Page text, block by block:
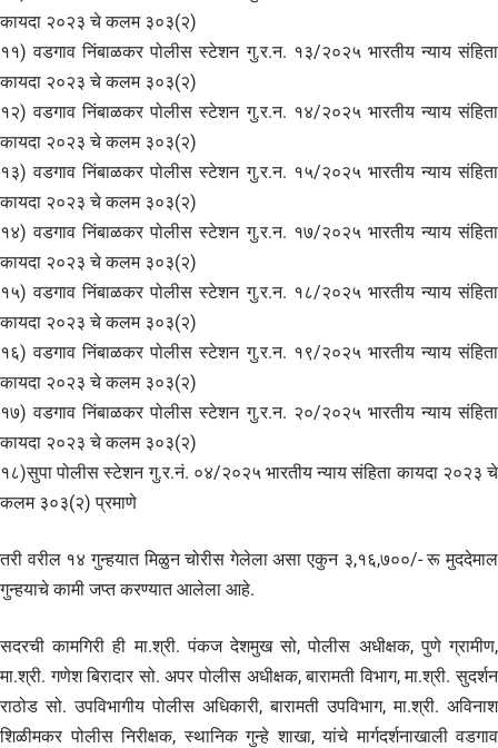
कायदा २०२३ चे कलम ३०३(२)
११) वडगाव निंबाळकर पोलीस स्टेशन गु.र.न. १३/२०२५ भारतीय न्याय संहिता
कायदा २०२३ चे कलम ३०३(२)
१२) वडगाव निंबाळकर पोलीस स्टेशन गु.र.न. १४/२०२५ भारतीय न्याय संहिता
कायदा २०२३ चे कलम ३०३(२)
१३) वडगाव निंबाळकर पोलीस स्टेशन गु.र.न. १५/२०२५ भारतीय न्याय संहिता
कायदा २०२३ चे कलम ३०३(२)
१४) वडगाव निंबाळकर पोलीस स्टेशन गु.र.न. १७/२०२५ भारतीय न्याय संहिता
कायदा २०२३ चे कलम ३०३(२)
१५) वडगाव निंबाळकर पोलीस स्टेशन गु.र.न. १८/२०२५ भारतीय न्याय संहिता
कायदा २०२३ चे कलम ३०३(२)
१६) वडगाव निंबाळकर पोलीस स्टेशन गु.र.न. १९/२०२५ भारतीय न्याय संहिता
कायदा २०२३ चे कलम ३०३(२)
१७) वडगाव निंबाळकर पोलीस स्टेशन गु.र.न. २०/२०२५ भारतीय न्याय संहिता
कायदा २०२३ चे कलम ३०३(२)
१८)सुपा पोलीस स्टेशन गु.र.नं. ०४/२०२५ भारतीय न्याय संहिता कायदा २०२३ चे
कलम ३०३(२) प्रमाणे
तरी वरील १४ गुन्हयात मिळुन चोरीस गेलेला असा एकुन ३,१६,७००/- रू मुददेमाल
गुन्हयाचे कामी जप्त करण्यात आलेला आहे.
सदरची कामगिरी ही मा.श्री. पंकज देशमुख सो, पोलीस अधीक्षक, पुणे ग्रामीण,
मा.श्री. गणेश बिरादार सो. अपर पोलीस अधीक्षक, बारामती विभाग, मा.श्री. सुदर्शन
राठोड सो. उपविभागीय पोलीस अधिकारी, बारामती उपविभाग, मा.श्री. अविनाश
शिळीमकर पोलीस निरीक्षक, स्थानिक गुन्हे शाखा, यांचे मार्गदर्शनाखाली वडगाव